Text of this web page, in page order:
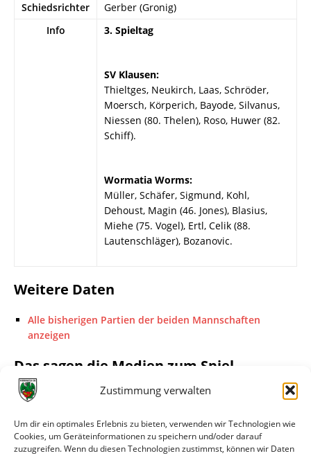
Zustimmung verwalten
Um dir ein optimales Erlebnis zu bieten, verwenden wir Technologien wie
Cookies, um Geräteinformationen zu speichern und/oder darauf
zuzugreifen. Wenn du diesen Technologien zustimmst, können wir Daten
Schiedsrichter
Gerber (Gronig)
Info
3. Spieltag
SV Klausen:
Thieltges, Neukirch, Laas, Schröder,
Moersch, Körperich, Bayode, Silvanus,
Niessen (80. Thelen), Roso, Huwer (82.
Schiff).
Wormatia Worms:
Müller, Schäfer, Sigmund, Kohl,
Dehoust, Magin (46. Jones), Blasius,
Miehe (75. Vogel), Ertl, Celik (88.
Lautenschläger), Bozanovic.
Weitere Daten
Alle bisherigen Partien der beiden Mannschaften
anzeigen
Das sagen die Medien zum Spiel
Datum
11.08.2003
Wormser
Zeitung
Viel Stückwerk bei
Wormatia